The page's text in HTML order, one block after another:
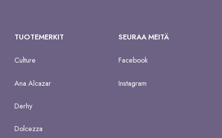
TUOTEMERKIT
Culture
Ana Alcazar
Derhy
Dolcezza
SEURAA MEITÄ
Facebook
Instagram